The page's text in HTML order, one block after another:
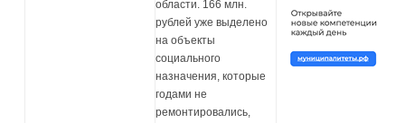
области. 166 млн.
рублей уже выделено
на объекты
социального
назначения, которые
годами не
ремонтировались,